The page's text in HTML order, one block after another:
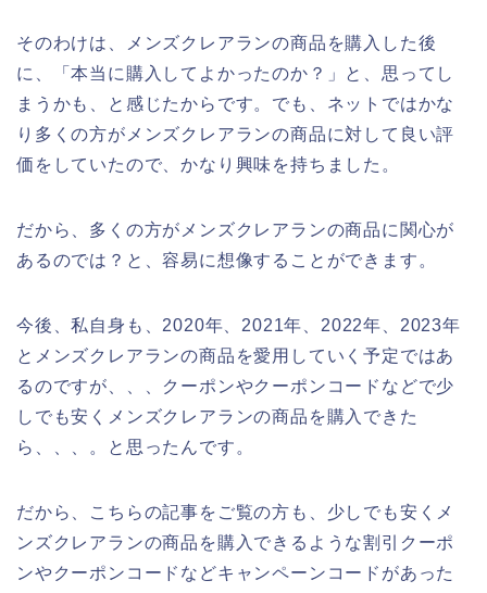
そのわけは、メンズクレアランの商品を購入した後
に、「本当に購入してよかったのか？」と、思ってし
まうかも、と感じたからです。でも、ネットではかな
り多くの方がメンズクレアランの商品に対して良い評
価をしていたので、かなり興味を持ちました。
だから、多くの方がメンズクレアランの商品に関心が
あるのでは？と、容易に想像することができます。
今後、私自身も、2020年、2021年、2022年、2023年
とメンズクレアランの商品を愛用していく予定ではあ
るのですが、、、クーポンやクーポンコードなどで少
しでも安くメンズクレアランの商品を購入できた
ら、、、。と思ったんです。
だから、こちらの記事をご覧の方も、少しでも安くメ
ンズクレアランの商品を購入できるような割引クーポ
ンやクーポンコードなどキャンペーンコードがあった